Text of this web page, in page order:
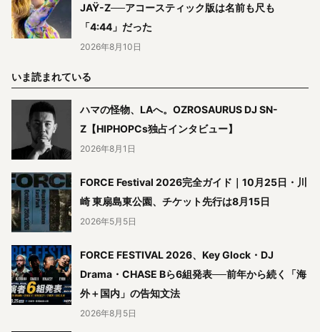
JAŸ-Z──アコースティック版は名前も尺も
「4:44」だった
2026年8月10日
いま読まれている
ハマの怪物、LAへ。OZROSAURUS DJ SN-
Z【HIPHOPCs独占インタビュー】
2026年8月1日
FORCE Festival 2026完全ガイド｜10月25日・川
崎 東扇島東公園、チケット先行は8月15日
2026年5月5日
FORCE FESTIVAL 2026、Key Glock・DJ
Drama・CHASE Bら6組発表──前年から続く「海
外＋国内」の告知文法
2026年8月5日